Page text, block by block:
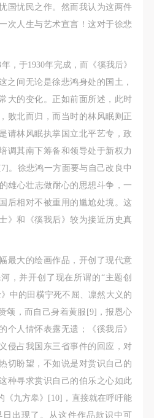
国忧民之作。然而我认为这两件
次人生与艺术宣言！这对于徐悲
，于1930年完成，而《徯我后》
之间无论是徐悲鸿身处的国土，
大的变化。正如前面所述，此时
败北而归，而当时的林风眠则正
请林风眠执掌国立北平艺专，政
调其南下筹备和领导处于新权力
。徐悲鸿一方面要与自己改良中
雄心壮志做耐心的思想斗争，一
后相对不被重用的尴尬处境。这
》和《徯我后》较为接近历史真
最大的绘画作品，开创了现代意
，并开创了现在所谓的“主题创
中的田横宁死不屈、凛然大义的
颂，而自己身着黄服[9]，报恩心
个人情怀表露无遗；《徯我后》
侵占我国东三省事件的回应，对
切盼望，不如说是对赏识自己的
种寻求赏识自己的伯乐之心如此
《九方皋》[10]，直接就在呼吁能
出现了。从这件作品款识中可
、多领域的展览、论坛及公
、中外艺术家以及社会公众
示的平台。作为一家公益性
活动以学术性和公益性为
央美术学院公共教育部所
、使用地域范围
摄的带有甲方肖像的作品内
美术馆②中央美术学院校园
教育部策划或执行的一切活
央美术学院图书出版、销售
国外。
害甲方肖像权的任何媒介
费用由乙方承担。
像的作品无需支付甲方任何
、多领域的展览、论坛及公
、中外艺术家以及社会公众
示的平台。作为一家公益性
活动以学术性和公益性为
央美术学院公共教育部所
、使用地域范围
摄的带有甲方肖像的作品内
美术馆②中央美术学院校园
教育部策划或执行的一切活
央美术学院图书出版、销售
国外。
害甲方肖像权的任何媒介
费用由乙方承担。
像的作品无需支付甲方任何
、多领域的展览、论坛及公
、中外艺术家以及社会公众
示的平台。作为一家公益性
活动以学术性和公益性为
央美术学院公共教育部所
、使用地域范围
摄的带有甲方肖像的作品内
美术馆②中央美术学院校园
教育部策划或执行的一切活
央美术学院图书出版、销售
国外。
害甲方肖像权的任何媒介
费用由乙方承担。
像的作品无需支付甲方任何